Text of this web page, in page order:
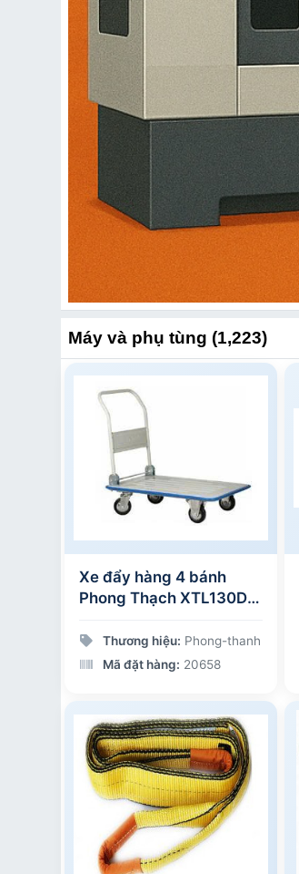
Máy và phụ tùng (1,223)
Xe đẩy hàng 4 bánh
Phong Thạch XTL130DS
Thương hiệu: Phong-thanh
Mã đặt hàng: 20658